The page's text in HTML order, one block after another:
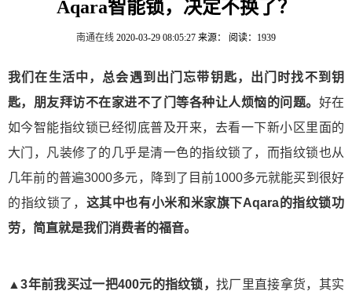
Aqara智能锁，决定不换了？
南通在线 2020-03-29 08:05:27 来源： 阅读：1939
我们在生活中，总会遇到出门忘带钥匙，出门时找不到钥
匙，朋友拜访不在家进不了门等各种让人烦恼的问题。 好在
如今智能指纹锁已经彻底普及开来，去看一下新小区里面的
大门，凡装修了的几乎是清一色的指纹锁了，而指纹锁也从
几年前的普遍3000多元，降到了目前1000多元就能买到很好
的指纹锁了， 这其中也有小米和米家旗下Aqara的指纹锁功
劳，简直就是我们消费者的福音。
▲3年前我买过一把400元的指纹锁，找厂里直接拿货，其实